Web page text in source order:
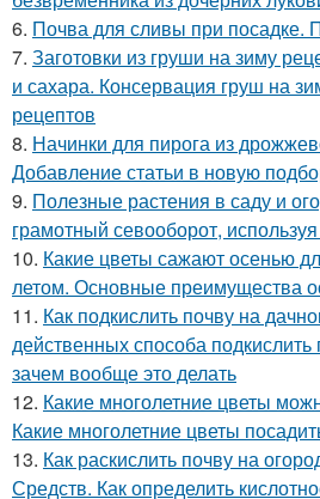
6. Почва для сливы при посадке.
7. Заготовки из груши на зиму
и сахара. Консервация груш на
рецептов
8. Начинки для пирога из
Добавление статьи в новую
9. Полезные растения в саду и
грамотный севооборот,
10. Какие цветы сажают осенью
летом. Основные преимущества
11. Как подкислить почву на
действенных способа подкислить
зачем вообще это делать
12. Какие многолетние цветы
Какие многолетние цветы
13. Как раскислить почву на
Средств. Как определить